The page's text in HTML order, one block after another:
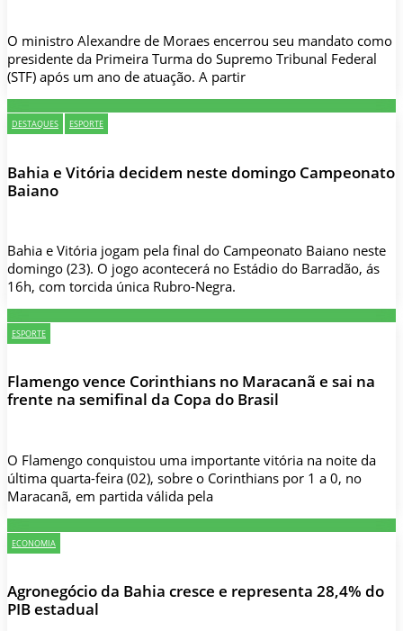
O ministro Alexandre de Moraes encerrou seu mandato como
presidente da Primeira Turma do Supremo Tribunal Federal
(STF) após um ano de atuação. A partir
DESTAQUES ESPORTE
Bahia e Vitória decidem neste domingo Campeonato
Baiano
Bahia e Vitória jogam pela final do Campeonato Baiano neste
domingo (23). O jogo acontecerá no Estádio do Barradão, ás
16h, com torcida única Rubro-Negra.
ESPORTE
Flamengo vence Corinthians no Maracanã e sai na
frente na semifinal da Copa do Brasil
O Flamengo conquistou uma importante vitória na noite da
última quarta-feira (02), sobre o Corinthians por 1 a 0, no
Maracanã, em partida válida pela
ECONOMIA
Agronegócio da Bahia cresce e representa 28,4% do
PIB estadual